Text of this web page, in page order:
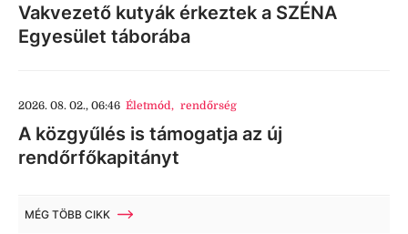
Vakvezető kutyák érkeztek a SZÉNA
Egyesület táborába
2026. 08. 02., 06:46 Életmód, rendőrség
A közgyűlés is támogatja az új
rendőrfőkapitányt
MÉG TÖBB CIKK